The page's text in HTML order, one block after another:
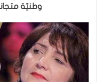
وطنيّة